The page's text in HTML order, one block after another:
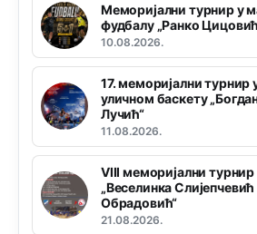
Меморијални турнир у
фудбалу „Ранко
10.08.2026.
17. меморијални турнир
уличном баскету
Лучић“
11.08.2026.
VIII меморијални турнир
„Веселинка Слијепчевић
Обрадовић“
21.08.2026.